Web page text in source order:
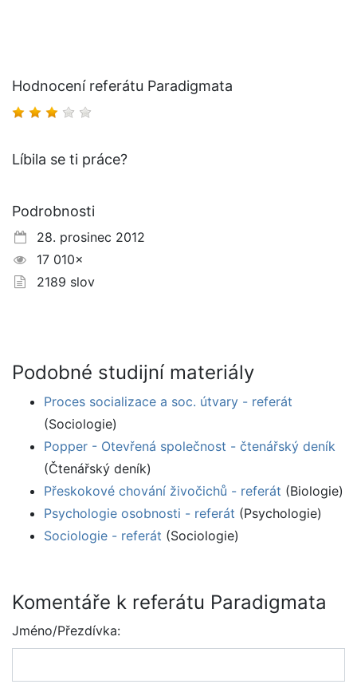
Hodnocení referátu Paradigmata
Líbila se ti práce?
Podrobnosti
28. prosinec 2012
17 010×
2189 slov
Podobné studijní materiály
Proces socializace a soc. útvary - referát
(Sociologie)
Popper - Otevřená společnost - čtenářský deník
(Čtenářský deník)
Přeskokové chování živočichů - referát (Biologie)
Psychologie osobnosti - referát (Psychologie)
Sociologie - referát (Sociologie)
Komentáře k referátu Paradigmata
Jméno/Přezdívka: